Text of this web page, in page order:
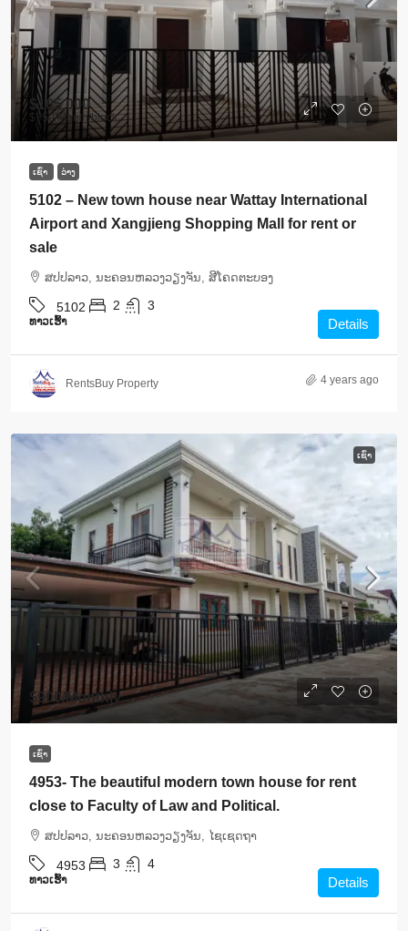
$105,000
$750/Month/block
ເຊົ່າ ວ່າງ
5102 – New town house near Wattay International
Airport and Xangjieng Shopping Mall for rent or
sale
ສ​ປ​ປ​ລາວ, ນະຄອນຫລວງວຽງຈັນ, ສີໂຄດຕະບອງ
5102 2 3
ທາວ​ເຮົ້າ Details
RentsBuy Property 4 years ago
ເຊົ່າ
$900/Monthly
ເຊົ່າ
4953- The beautiful modern town house for rent
close to Faculty of Law and Political.
ສ​ປ​ປ​ລາວ, ນະຄອນຫລວງວຽງຈັນ, ໄຊເຊດຖາ
4953 3 4
ທາວ​ເຮົ້າ Details